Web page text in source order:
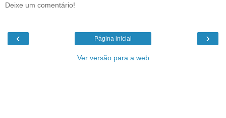
Deixe um comentário!
‹ ›
Página inicial
Ver versão para a web